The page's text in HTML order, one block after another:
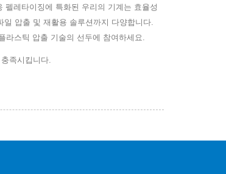
레타이징에 특화된 우리의 기계는 효율성
압출 및 재활용 솔루션까지 다양합니다.
스틱 압출 기술의 선두에 참여하세요.
족시킵니다.